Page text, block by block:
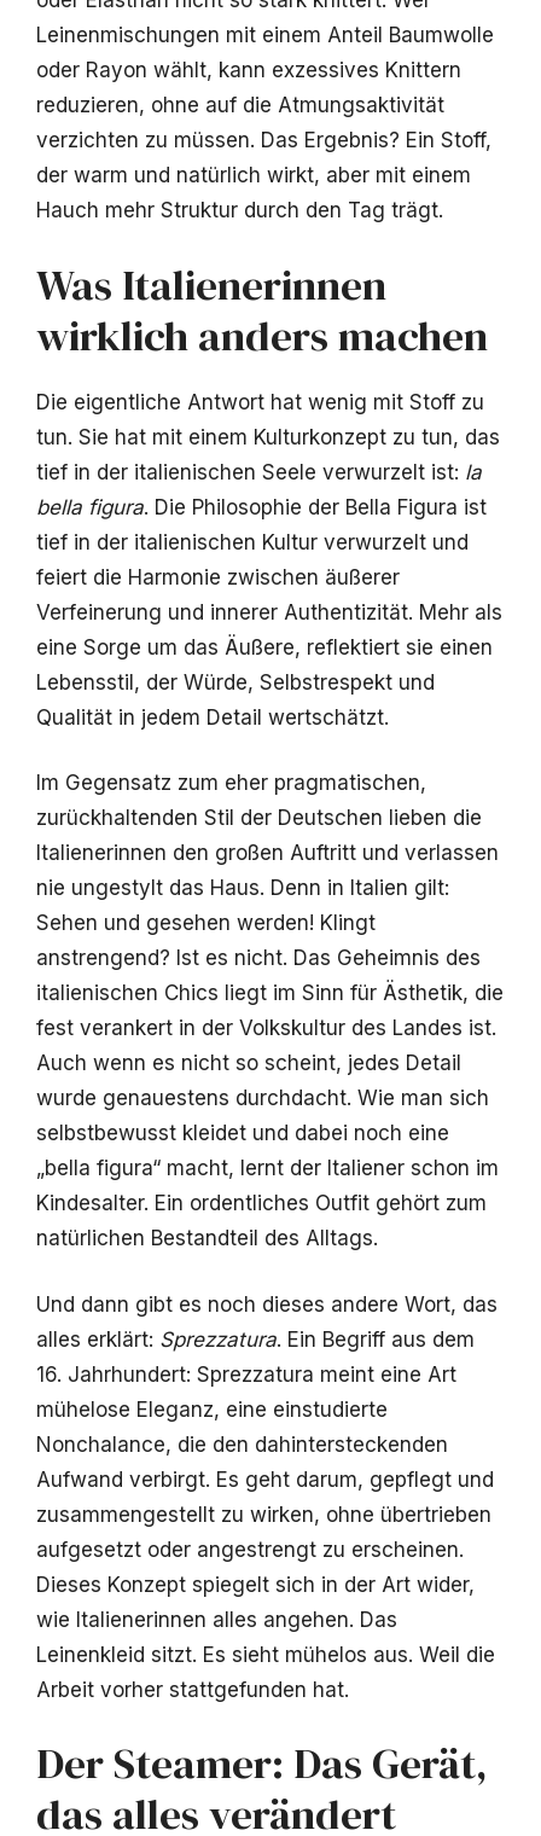
Leinenmischungen mit einem Anteil Baumwolle
oder Rayon wählt, kann exzessives Knittern
reduzieren, ohne auf die Atmungsaktivität
verzichten zu müssen. Das Ergebnis? Ein Stoff,
der warm und natürlich wirkt, aber mit einem
Hauch mehr Struktur durch den Tag trägt.
Was Italienerinnen
wirklich anders machen
Die eigentliche Antwort hat wenig mit Stoff zu
tun. Sie hat mit einem Kulturkonzept zu tun, das
tief in der italienischen Seele verwurzelt ist: la
bella figura. Die Philosophie der Bella Figura ist
tief in der italienischen Kultur verwurzelt und
feiert die Harmonie zwischen äußerer
Verfeinerung und innerer Authentizität. Mehr als
eine Sorge um das Äußere, reflektiert sie einen
Lebensstil, der Würde, Selbstrespekt und
Qualität in jedem Detail wertschätzt.
Im Gegensatz zum eher pragmatischen,
zurückhaltenden Stil der Deutschen lieben die
Italienerinnen den großen Auftritt und verlassen
nie ungestylt das Haus. Denn in Italien gilt:
Sehen und gesehen werden! Klingt
anstrengend? Ist es nicht. Das Geheimnis des
italienischen Chics liegt im Sinn für Ästhetik, die
fest verankert in der Volkskultur des Landes ist.
Auch wenn es nicht so scheint, jedes Detail
wurde genauestens durchdacht. Wie man sich
selbstbewusst kleidet und dabei noch eine
„bella figura“ macht, lernt der Italiener schon im
Kindesalter. Ein ordentliches Outfit gehört zum
natürlichen Bestandteil des Alltags.
Und dann gibt es noch dieses andere Wort, das
alles erklärt: Sprezzatura. Ein Begriff aus dem
16. Jahrhundert: Sprezzatura meint eine Art
mühelose Eleganz, eine einstudierte
Nonchalance, die den dahintersteckenden
Aufwand verbirgt. Es geht darum, gepflegt und
zusammengestellt zu wirken, ohne übertrieben
aufgesetzt oder angestrengt zu erscheinen.
Dieses Konzept spiegelt sich in der Art wider,
wie Italienerinnen alles angehen. Das
Leinenkleid sitzt. Es sieht mühelos aus. Weil die
Arbeit vorher stattgefunden hat.
Der Steamer: Das Gerät,
das alles verändert